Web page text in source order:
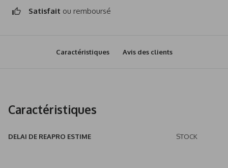
Satisfait ou remboursé
Caractéristiques Avis des clients
Caractéristiques
DELAI DE REAPRO ESTIME STOCK